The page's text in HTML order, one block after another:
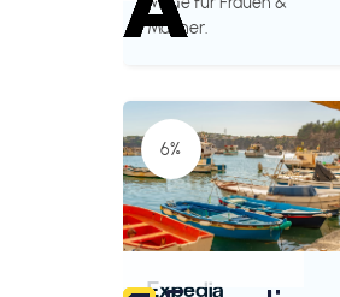
Männer.
6%
Expedia